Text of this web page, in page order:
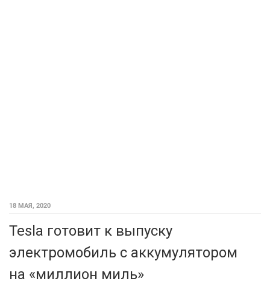
18 МАЯ, 2020
Tesla готовит к выпуску
электромобиль с аккумулятором
на «миллион миль»